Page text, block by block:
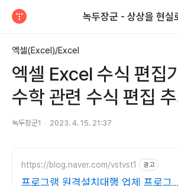
녹두장군 - 상상을 현실
엑셀(Excel)/Excel
엑셀 Excel 수식 편집
수학 관련 수식 편집 추
녹두장군1 2023. 4. 15. 21:37
https://blog.naver.com/vstvst1 광고
프로그램 원격설치대행 업체 프로그램